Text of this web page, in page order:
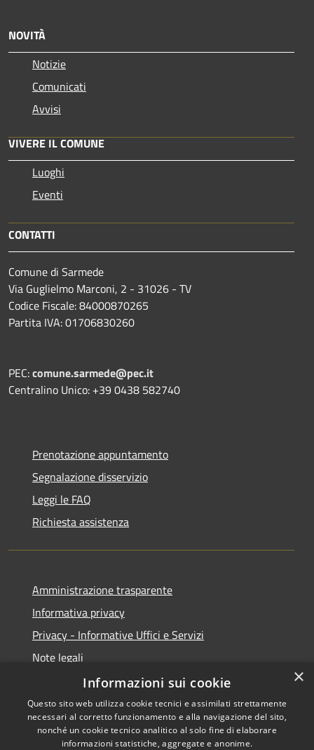
NOVITÀ
Notizie
Comunicati
Avvisi
VIVERE IL COMUNE
Luoghi
Eventi
CONTATTI
Comune di Sarmede
Via Guglielmo Marconi, 2 - 31026 - TV
Codice Fiscale: 84000870265
Partita IVA: 01706830260
PEC:comune.sarmede@pec.it
Centralino Unico: +39 0438 582740
Prenotazione appuntamento
Segnalazione disservizio
Leggi le FAQ
Richiesta assistenza
Amministrazione trasparente
Informativa privacy
Privacy - Informative Uffici e Servizi
Note legali
Dichiarazione di accessibilità
×
Informazioni sui cookie
Questo sito web utilizza cookie tecnici e assimilati strettamente
necessari al corretto funzionamento e alla navigazione del sito,
nonché un cookie tecnico analitico al solo fine di elaborare
informazioni statistiche, aggregate e anonime.